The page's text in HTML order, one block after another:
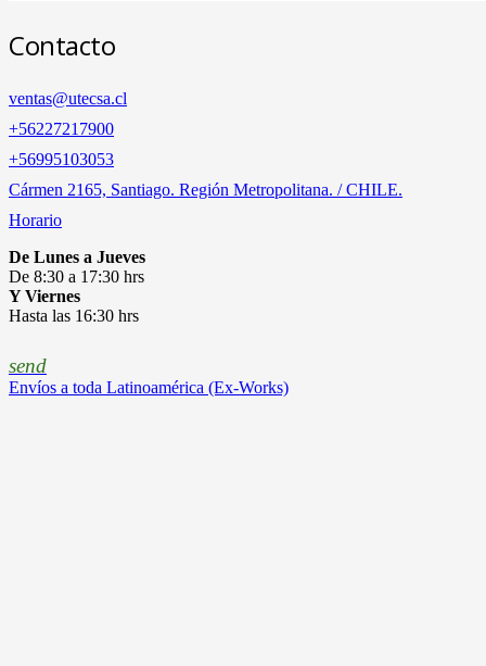
Contacto
ventas@utecsa.cl
+56227217900
‎+56995103053
Cármen 2165, Santiago. Región Metropolitana. / CHILE.
Horario
De Lunes a Jueves
De 8:30 a 17:30 hrs
Y Viernes
Hasta las 16:30 hrs
send
Envíos a toda Latinoamérica (Ex-Works)